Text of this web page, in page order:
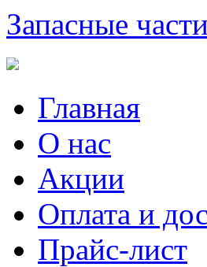
Запасные
Главная
О нас
Акции
Оплата и
Прайс-лист